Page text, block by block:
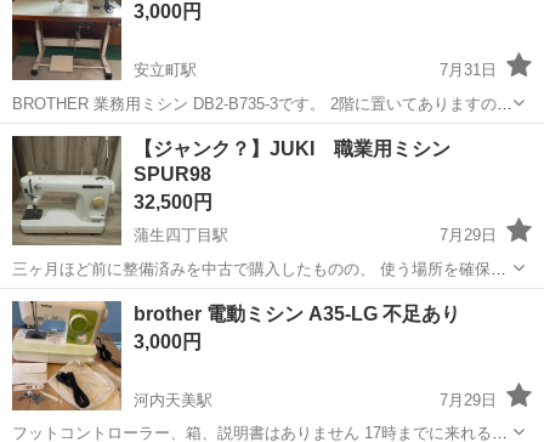
3,000円
安立町駅
7月31日
BROTHER 業務用ミシン DB2-B735-3です。 2階に置いてありますの
で、下まで下ろしていただける方のお引き取りをお願いします。 稼働
確認はしておりますが、当方あまり詳しくないため、部品取り等も含
めてご検討いた...
大阪 大阪市 安立町駅 生活家電
【ジャンク？】JUKI 職業用ミシン
SPUR98
32,500円
蒲生四丁目駅
7月29日
三ヶ月ほど前に整備済みを中古で購入したものの、 使う場所を確保で
きなくなったので出品します。 補助テーブルと足あげレバー、電源ケ
ーブルは新品で購入しました。（2060円、6810円、5940円） 動くこ
とは確認したものの、...
大阪 大阪市 蒲生四丁目駅
brother 電動ミシン A35-LG 不足あり
3,000円
河内天美駅
7月29日
フットコントローラー、箱、説明書はありません 17時までに来れる方